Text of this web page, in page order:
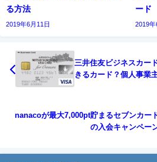
る方法
2019年6月11日
ード
2019年
三井住友ビジネスカー
きるカード？個人事業
nanacoが最大7,000pt貯まるセブンカー
の入会キャンペー